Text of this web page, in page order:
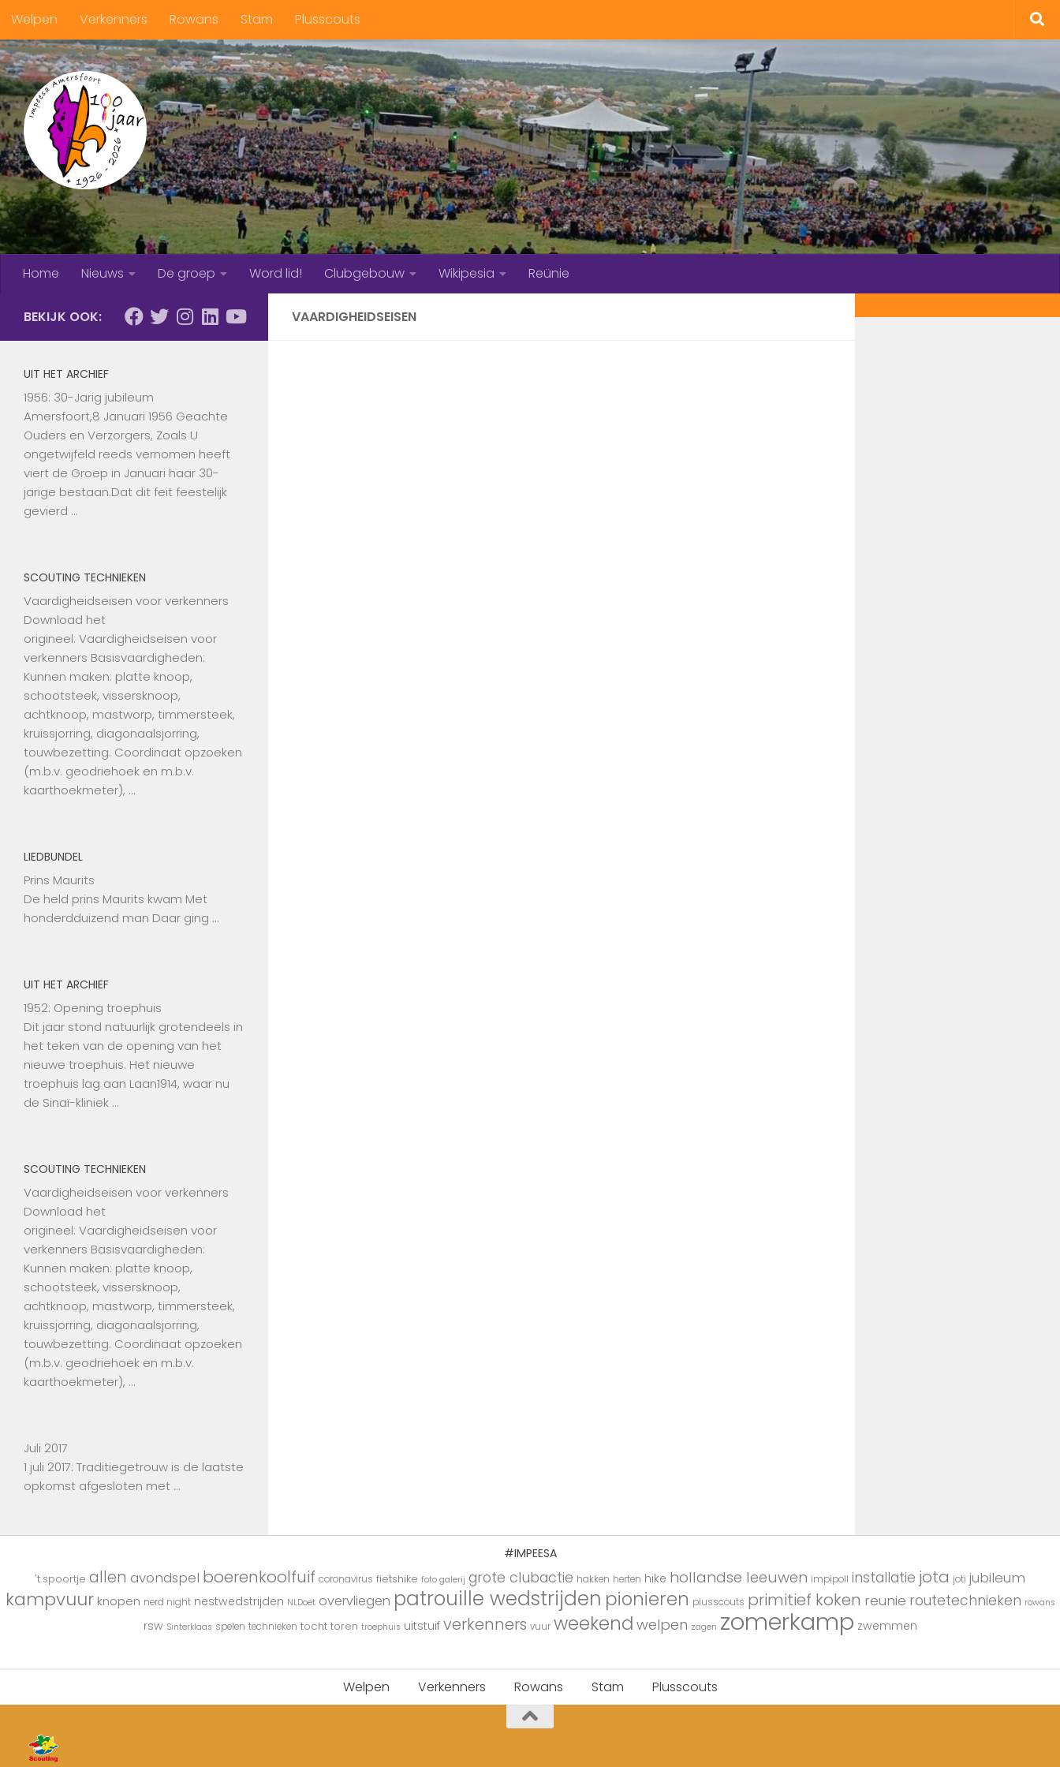
Doorgaan naar inhoud
Welpen Verkenners Rowans Stam Plusscouts
Home Nieuws De groep Word lid! Clubgebouw Wikipesia Reünie
VAARDIGHEIDSEISEN
BEKIJK OOK:
UIT HET ARCHIEF
1956: 30-Jarig jubileum
Amersfoort,8 Januari 1956 Geachte
Ouders en Verzorgers, Zoals U
ongetwijfeld reeds vernomen heeft
viert de Groep in Januari haar 30-
jarige bestaan.Dat dit feit feestelijk
gevierd …
SCOUTING TECHNIEKEN
Vaardigheidseisen voor verkenners
Download het
origineel: Vaardigheidseisen voor
verkenners Basisvaardigheden:
Kunnen maken: platte knoop,
schootsteek, vissersknoop,
achtknoop, mastworp, timmersteek,
kruissjorring, diagonaalsjorring,
touwbezetting. Coordinaat opzoeken
(m.b.v. geodriehoek en m.b.v.
kaarthoekmeter), …
LIEDBUNDEL
Prins Maurits
De held prins Maurits kwam Met
honderdduizend man Daar ging …
UIT HET ARCHIEF
1952: Opening troephuis
Dit jaar stond natuurlijk grotendeels in
het teken van de opening van het
nieuwe troephuis. Het nieuwe
troephuis lag aan Laan1914, waar nu
de Sinaï-kliniek …
SCOUTING TECHNIEKEN
Vaardigheidseisen voor verkenners
Download het
origineel: Vaardigheidseisen voor
verkenners Basisvaardigheden:
Kunnen maken: platte knoop,
schootsteek, vissersknoop,
achtknoop, mastworp, timmersteek,
kruissjorring, diagonaalsjorring,
touwbezetting. Coordinaat opzoeken
(m.b.v. geodriehoek en m.b.v.
kaarthoekmeter), …
Juli 2017
1 juli 2017: Traditiegetrouw is de laatste
opkomst afgesloten met …
#IMPEESA
't spoortje allen avondspel boerenkoolfuif coronavirus fietshike foto galerij grote clubactie hakken herten hike hollandse leeuwen impipoll installatie jota joti jubileum
kampvuur knopen nerd night nestwedstrijden NLDoet overvliegen patrouille wedstrijden pionieren plusscouts primitief koken reunie routetechnieken rowans
rsw Sinterklaas spelen technieken tocht toren troephuis uitstuif verkenners vuur weekend welpen zagen zomerkamp zwemmen
Welpen Verkenners Rowans Stam Plusscouts